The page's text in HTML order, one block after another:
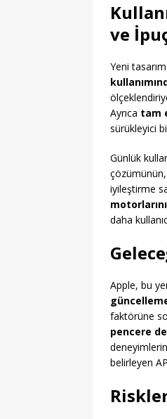
ve
Yeni
Ayrıca tam
sürükleyici
Günlük
iyileştirme
daha
Apple, bu
faktörüne
pencere
belirleyen